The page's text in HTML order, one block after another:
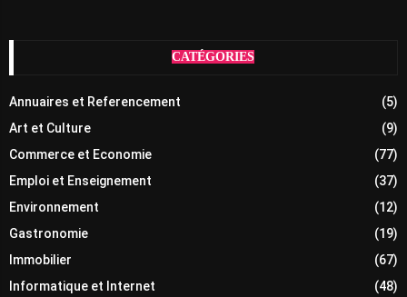
CATÉGORIES
Annuaires et Referencement
(5)
Art et Culture
(9)
Commerce et Economie
(77)
Emploi et Enseignement
(37)
Environnement
(12)
Gastronomie
(19)
Immobilier
(67)
Informatique et Internet
(48)